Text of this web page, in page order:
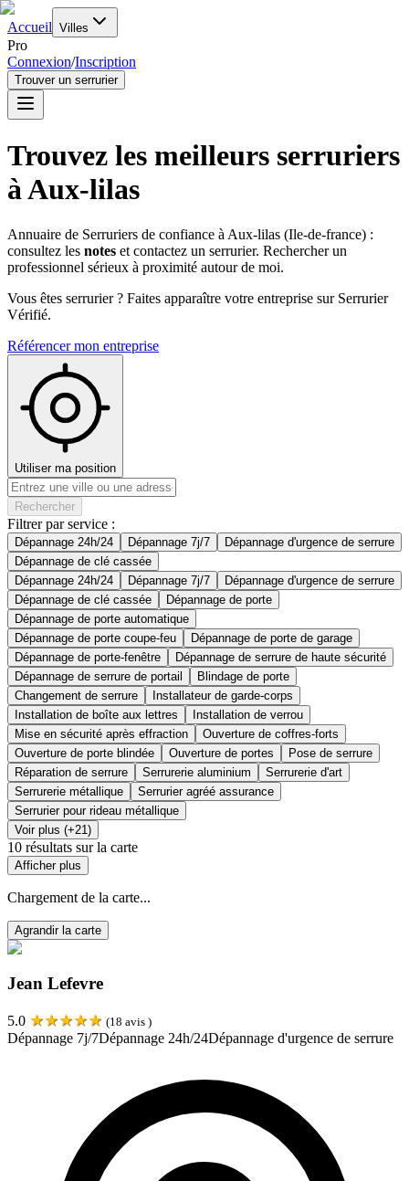
Accueil Villes
Pro
Connexion/Inscription
Trouver un serrurier
Trouvez les meilleurs serruriers
àAux-lilas
Annuaire de Serruriers de confiance à Aux-lilas (Ile-de-france) :
consultez les notes et contactez un serrurier. Rechercher un
professionnel sérieux à proximité autour de moi.
Vous êtes serrurier ? Faites apparaître votre entreprise sur Serrurier
Vérifié.
Référencer mon entreprise
Utiliser ma position
Rechercher
Filtrer par service :
Dépannage 24h/24 Dépannage 7j/7
Dépannage d'urgence de serrure
Dépannage de clé cassée
Dépannage 24h/24
Dépannage 7j/7
Dépannage d'urgence de serrure
Dépannage de clé cassée
Dépannage de porte
Dépannage de porte automatique
Dépannage de porte coupe-feu
Dépannage de porte de garage
Dépannage de porte-fenêtre
Dépannage de serrure de haute sécurité
Dépannage de serrure de portail
Blindage de porte
Changement de serrure
Installateur de garde-corps
Installation de boîte aux lettres
Installation de verrou
Mise en sécurité après effraction
Ouverture de coffres-forts
Ouverture de porte blindée
Ouverture de portes
Pose de serrure
Réparation de serrure
Serrurerie aluminium
Serrurerie d'art
Serrurerie métallique
Serrurier agréé assurance
Serrurier pour rideau métallique
Voir plus (+21)
10 résultats sur la carte
Afficher plus
Chargement de la carte...
Agrandir la carte
Jean Lefevre
5.0 ★★★★★ (18 avis )
Dépannage 7j/7Dépannage 24h/24Dépannage d'urgence de serrure